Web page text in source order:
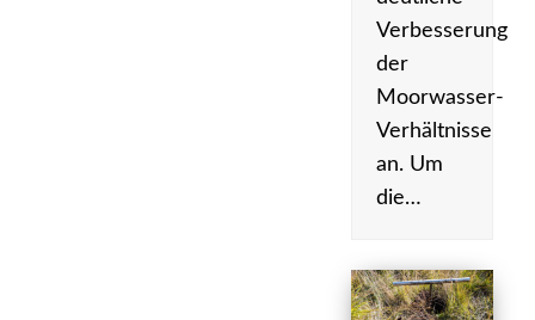
Verbesserung
der
Moorwasser-
Verhältnisse
an. Um
die…